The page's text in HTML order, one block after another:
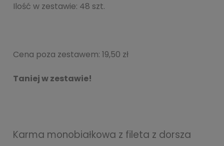
Ilość w zestawie: 48 szt.
Cena poza zestawem: 19,50 zł
Taniej w zestawie!
Karma monobiałkowa z fileta z dorsza